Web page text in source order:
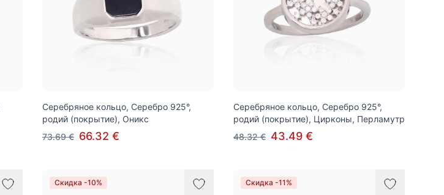
Серебряное кольцо, Серебро 925°,
родий (покрытие), Оникс
73.69 € 66.32 €
Серебряное кольцо, Серебро 925°,
родий (покрытие), Цирконы, Перламутр
48.32 € 43.49 €
Скидка -10% Скидка -11%